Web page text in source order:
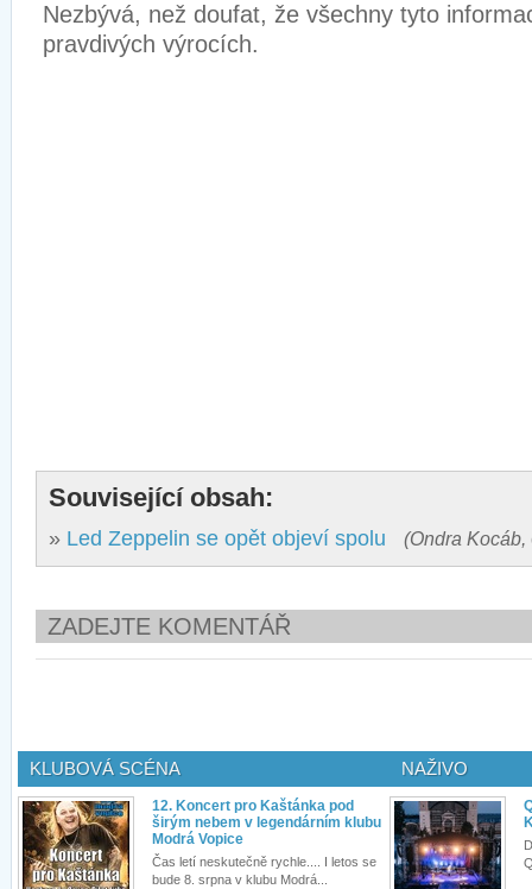
Nezbývá, než doufat, že všechny tyto
pravdivých výrocích.
Související obsah:
» Led Zeppelin se opět objeví spolu (Ondra Kocáb,
ZADEJTE KOMENTÁŘ
KLUBOVÁ SCÉNA
12. Koncert pro Kaštánka pod
širým nebem v legendárním klubu
Modrá Vopice
Čas letí neskutečně rychle.... I letos se
bude 8. srpna v klubu Modrá...
NAŽIVO